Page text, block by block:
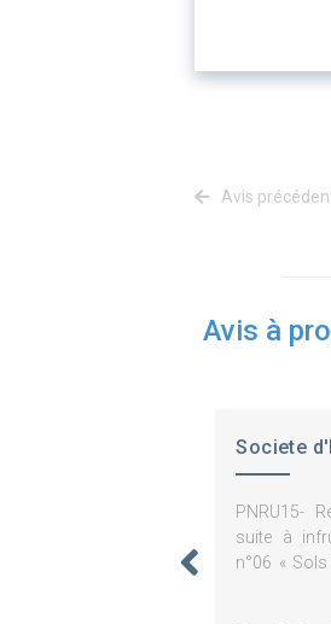
Avis
Avis à
Societe
PNRU15-
suite à
n°06 «